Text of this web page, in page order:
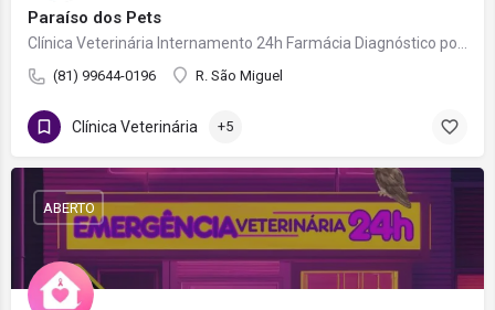
Paraíso dos Pets
(81) 99644-0196 R. São Miguel
Clínica Veterinária +5
ABERTO